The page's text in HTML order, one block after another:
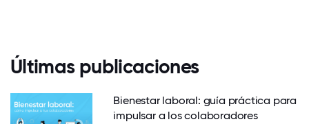
Últimas publicaciones
Bienestar laboral: guía práctica para
impulsar a los colaboradores